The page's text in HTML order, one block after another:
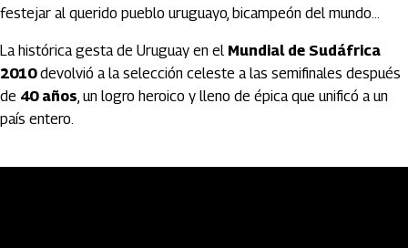
festejar al querido pueblo uruguayo, bicampeón del mundo...
La histórica gesta de Uruguay en el Mundial de Sudáfrica
2010devolvió a la selección celeste a las semifinales después
de 40 años, un logro heroico y lleno de épica que unificó a un
país entero.